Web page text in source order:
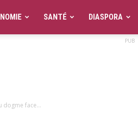
SANTÉ DIASPORA
PUB
dogme face...